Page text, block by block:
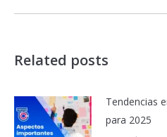
Related posts
Tendencias
para 2025